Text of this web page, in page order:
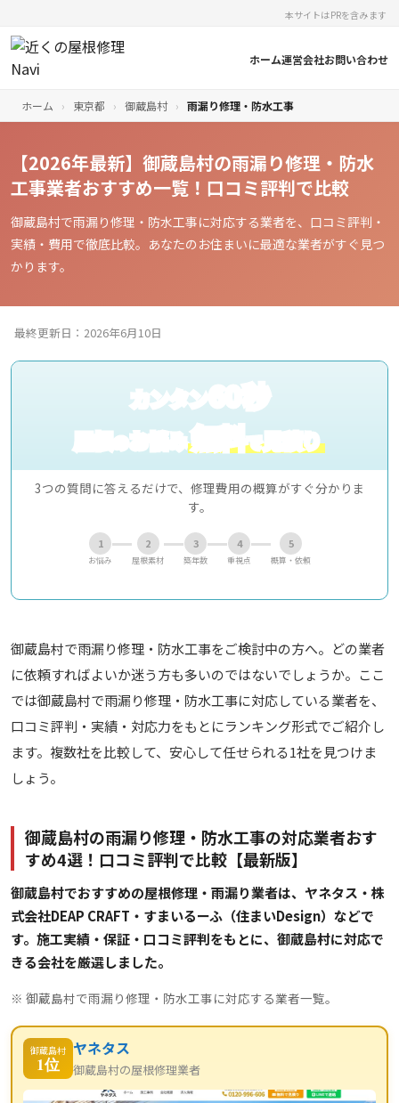
本サイトはPRを含みます
ホーム運営会社お問い合わせ
ホーム › 東京都 › 御蔵島村 › 雨漏り修理・防水工事
【2026年最新】御蔵島村の雨漏り修理・防水
工事業者おすすめ一覧！口コミ評判で比較
御蔵島村で雨漏り修理・防水工事に対応する業者を、口コミ評判・
実績・費用で徹底比較。あなたのお住まいに最適な業者がすぐ見つ
かります。
最終更新日：2026年6月10日
カンタン60秒
屋根のお悩み無料で見積り
3つの質問に答えるだけで、修理費用の概算がすぐ分かりま
す。
1
お悩み
2
屋根素材
3
築年数
4
重視点
5
概算・依頼
御蔵島村で雨漏り修理・防水工事をご検討中の方へ。どの業者
に依頼すればよいか迷う方も多いのではないでしょうか。ここ
では御蔵島村で雨漏り修理・防水工事に対応している業者を、
口コミ評判・実績・対応力をもとにランキング形式でご紹介し
ます。複数社を比較して、安心して任せられる1社を見つけま
しょう。
御蔵島村の雨漏り修理・防水工事の対応業者おす
すめ4選！口コミ評判で比較【最新版】
御蔵島村でおすすめの屋根修理・雨漏り業者は、ヤネタス・株
式会社DEAP CRAFT・すまいるーふ（住まいDesign）などで
す。施工実績・保証・口コミ評判をもとに、御蔵島村に対応で
きる会社を厳選しました。
※ 御蔵島村で雨漏り修理・防水工事に対応する業者一覧。
御蔵島村
1位
ヤネタス
御蔵島村の屋根修理業者